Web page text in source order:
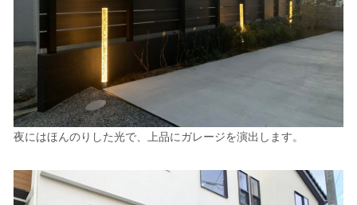
夜にはほんのりした光で、上品にガレージを演出します。